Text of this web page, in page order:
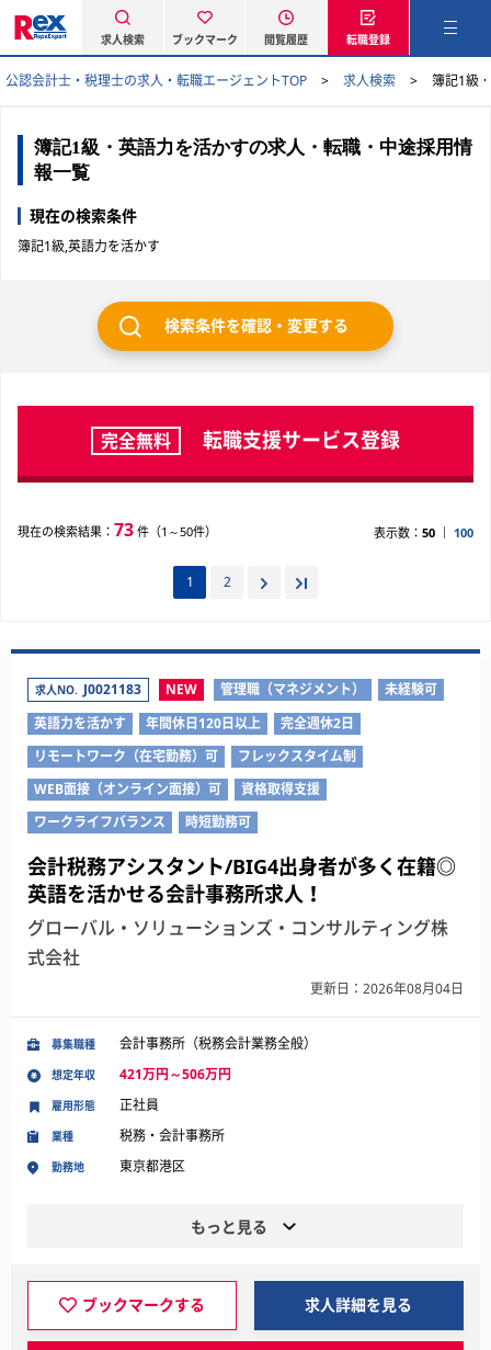
求人検索 ブックマーク 閲覧履歴 転職登録
公認会計士・税理士の求人・転職エージェントTOP 求人検索 簿記1級
簿記1級・英語力を活かすの求人・転職・中途採用情
報一覧
現在の検索条件
簿記1級,英語力を活かす
検索条件を確認・変更する
完全無料 転職支援サービス登録
現在の検索結果： 73 件（1～50件） 表示数： 50 100
1 2
求人NO. J0021183 NEW 管理職（マネジメント）
未経験可
英語力を活かす
年間休日120日以上
完全週休2日
リモートワーク（在宅勤務）可
フレックスタイム制
WEB面接（オンライン面接）可
資格取得支援
ワークライフバランス
時短勤務可
会計税務アシスタント/BIG4出身者が多く在籍◎
英語を活かせる会計事務所求人！
グローバル・ソリューションズ・コンサルティング株
式会社
更新日：2026年08月04日
募集職種 会計事務所（税務会計業務全般）
想定年収 421万円～506万円
業種 税務・会計事務所
勤務地 東京都港区
雇用形態 正社員
もっと見る
ブックマークする 求人詳細を見る